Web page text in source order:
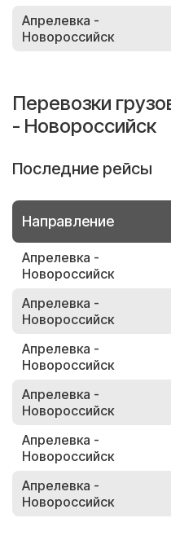
Апрелевка -
Новороссийск
Перевозки
- Новороссийск
Последние рейсы
Направление
Апрелевка -
Новороссийск
Апрелевка -
Новороссийск
Апрелевка -
Новороссийск
Апрелевка -
Новороссийск
Апрелевка -
Новороссийск
Апрелевка -
Новороссийск